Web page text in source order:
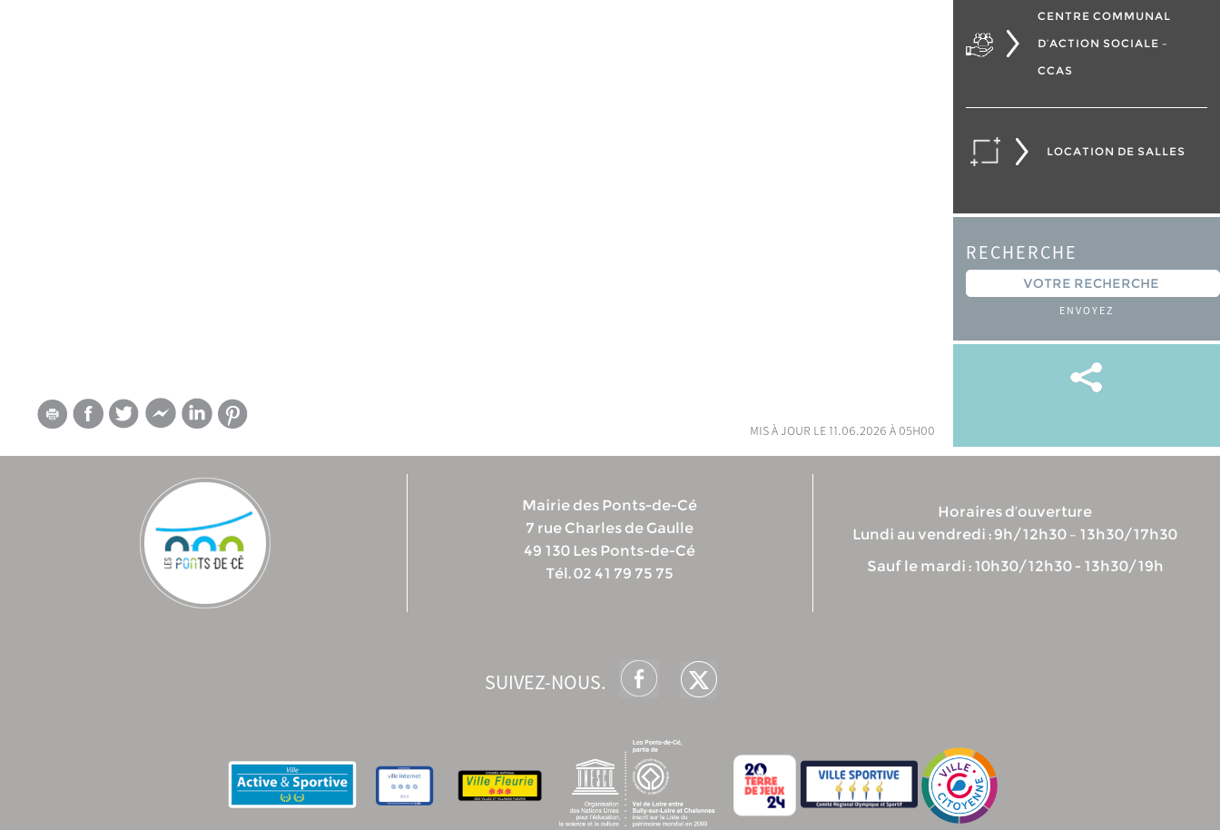
mis à jour le 11.06.2026 à 05h00
CENTRE COMMUNAL
D’ACTION SOCIALE –
CCAS
LOCATION DE SALLES
RECHERCHE
ENVOYEZ
Mairie des Ponts-de-Cé
7 rue Charles de Gaulle
49 130 Les Ponts-de-Cé
Tél. 02 41 79 75 75
Horaires d’ouverture
Lundi au vendredi : 9h/12h30 – 13h30/17h30
Sauf le mardi : 10h30/12h30 - 13h30/19h
SUIVEZ-NOUS.